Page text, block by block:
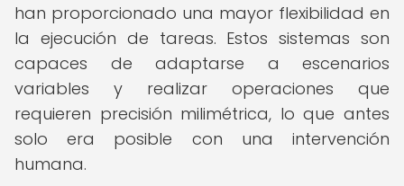
han proporcionado una mayor flexibilidad en
la ejecución de tareas. Estos sistemas son
capaces de adaptarse a escenarios
variables y realizar operaciones que
requieren precisión milimétrica, lo que antes
solo era posible con una intervención
humana.